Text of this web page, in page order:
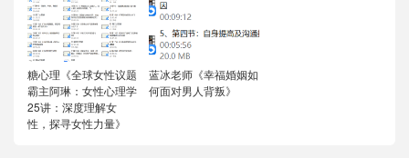
糖心理《全球女性议题
霸主阿琳：女性心理学
25讲：深度理解女
性，探寻女性力量》
蓝冰老师《幸福婚姻如
何面对男人背叛》